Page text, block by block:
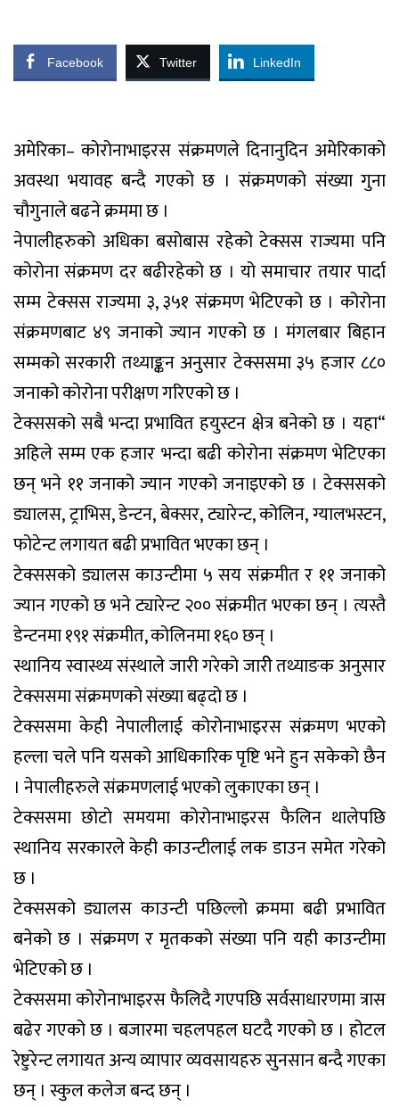
Facebook Twitter LinkedIn
अमेरिका– कोरोनाभाइरस संक्रमणले दिनानुदिन अमेरिकाको
अवस्था भयावह बन्दै गएको छ । संक्रमणको संख्या गुना
चौगुनाले बढने क्रममा छ ।
नेपालीहरुको अधिका बसोबास रहेको टेक्सस राज्यमा पनि
कोरोना संक्रमण दर बढीरहेको छ । यो समाचार तयार पार्दा
सम्म टेक्सस राज्यमा ३, ३५१ संक्रमण भेटिएको छ । कोरोना
संक्रमणबाट ४९ जनाको ज्यान गएको छ । मंगलबार बिहान
सम्मको सरकारी तथ्याङ्कन अनुसार टेक्ससमा ३५ हजार ८८०
जनाको कोरोना परीक्षण गरिएको छ ।
टेक्ससको सबै भन्दा प्रभावित हयुस्टन क्षेत्र बनेको छ । यहा“
अहिले सम्म एक हजार भन्दा बढी कोरोना संक्रमण भेटिएका
छन् भने ११ जनाको ज्यान गएको जनाइएको छ । टेक्ससको
ड्यालस, ट्राभिस, डेन्टन, बेक्सर, ट्यारेन्ट, कोलिन, ग्यालभस्टन,
फोटेन्ट लगायत बढी प्रभावित भएका छन् ।
टेक्ससको ड्यालस काउन्टीमा ५ सय संक्रमीत र ११ जनाको
ज्यान गएको छ भने ट्यारेन्ट २०० संक्रमीत भएका छन् । त्यस्तै
डेन्टनमा १९१ संक्रमीत, कोलिनमा १६० छन् ।
स्थानिय स्वास्थ्य संस्थाले जारी गरेको जारीे तथ्याङक अनुसार
टेक्ससमा संक्रमणको संख्या बढ्दो छ ।
टेक्ससमा केही नेपालीलाई कोरोनाभाइरस संक्रमण भएको
हल्ला चले पनि यसको आधिकारिक पृष्टि भने हुन सकेको छैन
। नेपालीहरुले संक्रमणलाई भएको लुकाएका छन् ।
टेक्ससमा छोटो समयमा कोरोनाभाइरस फैलिन थालेपछि
स्थानिय सरकारले केही काउन्टीलाई लक डाउन समेत गरेको
छ ।
टेक्ससको ड्यालस काउन्टी पछिल्लो क्रममा बढी प्रभावित
बनेको छ । संक्रमण र मृतकको संख्या पनि यही काउन्टीमा
भेटिएको छ ।
टेक्ससमा कोरोनाभाइरस फैलिदै गएपछि सर्वसाधारणमा त्रास
बढेर गएको छ । बजारमा चहलपहल घटदै गएको छ । होटल
रेष्टुरेन्ट लगायत अन्य व्यापार व्यवसायहरु सुनसान बन्दै गएका
छन् । स्कुल कलेज बन्द छन् ।